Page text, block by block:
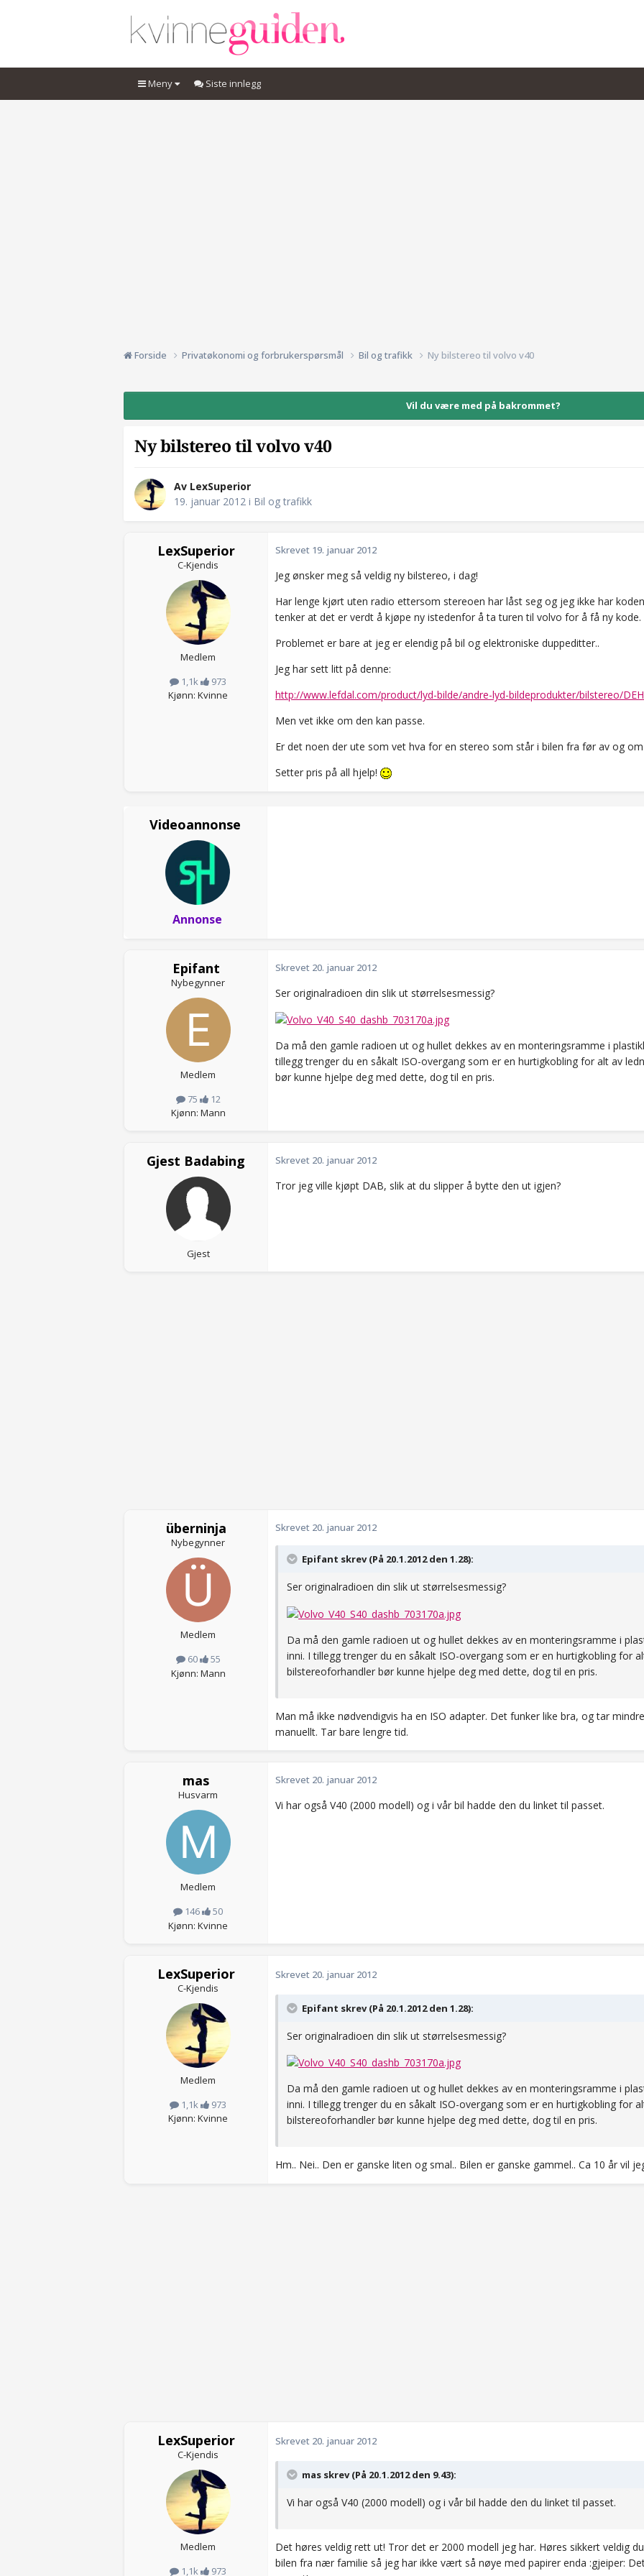
Meny Siste innlegg
Forside Privatøkonomi og forbrukerspørsmål Bil og trafikk Ny bilstereo til volvo v40
Vil du være med på bakrommet?
Ny bilstereo til volvo v40
Av LexSuperior
19. januar 2012 i Bil og trafikk
LexSuperior
C-Kjendis
Medlem
1,1k
973
Kjønn: Kvinne
Skrevet 19. januar 2012
Jeg ønsker meg så veldig ny bilstereo, i dag!
Har lenge kjørt uten radio ettersom stereoen har låst seg og jeg ikke har
tenker at det er verdt å kjøpe ny istedenfor å ta turen til volvo for å få ny kode.
Problemet er bare at jeg er elendig på bil og elektroniske duppeditter..
Jeg har sett litt på denne:
http://www.lefdal.com/product/lyd-bilde/andre-lyd-bildeprodukter/bilstereo/
Men vet ikke om den kan passe.
Er det noen der ute som vet hva for en stereo som står i bilen fra før av og om
Setter pris på all hjelp!
Videoannonse
Annonse
Epifant
Nybegynner
Medlem
75
12
Kjønn: Mann
Skrevet 20. januar 2012
Ser originalradioen din slik ut størrelsesmessig?
Da må den gamle radioen ut og hullet dekkes av en monteringsramme i
tillegg trenger du en såkalt ISO-overgang som er en hurtigkobling for alt av
bør kunne hjelpe deg med dette, dog til en pris.
Gjest Badabing
Gjest
Skrevet 20. januar 2012
Tror jeg ville kjøpt DAB, slik at du slipper å bytte den ut igjen?
überninja
Nybegynner
Medlem
60
55
Kjønn: Mann
Skrevet 20. januar 2012
Epifant skrev (På 20.1.2012 den 1.28):
Ser originalradioen din slik ut størrelsesmessig?
Da må den gamle radioen ut og hullet dekkes av en monteringsramme i
inni. I tillegg trenger du en såkalt ISO-overgang som er en hurtigkobling for
bilstereoforhandler bør kunne hjelpe deg med dette, dog til en pris.
Man må ikke nødvendigvis ha en ISO adapter. Det funker like bra, og tar
manuellt. Tar bare lengre tid.
mas
Husvarm
Medlem
146
50
Kjønn: Kvinne
Skrevet 20. januar 2012
Vi har også V40 (2000 modell) og i vår bil hadde den du linket til passet.
LexSuperior
C-Kjendis
Medlem
1,1k
973
Kjønn: Kvinne
Skrevet 20. januar 2012
Epifant skrev (På 20.1.2012 den 1.28):
Ser originalradioen din slik ut størrelsesmessig?
Da må den gamle radioen ut og hullet dekkes av en monteringsramme i
inni. I tillegg trenger du en såkalt ISO-overgang som er en hurtigkobling for
bilstereoforhandler bør kunne hjelpe deg med dette, dog til en pris.
Hm.. Nei.. Den er ganske liten og smal.. Bilen er ganske gammel.. Ca 10 år vil
LexSuperior
C-Kjendis
Medlem
1,1k
973
Skrevet 20. januar 2012
mas skrev (På 20.1.2012 den 9.43):
Vi har også V40 (2000 modell) og i vår bil hadde den du linket til passet.
Det høres veldig rett ut! Tror det er 2000 modell jeg har. Høres sikkert veldig
bilen fra nær familie så jeg har ikke vært så nøye med papirer enda :gjeiper: